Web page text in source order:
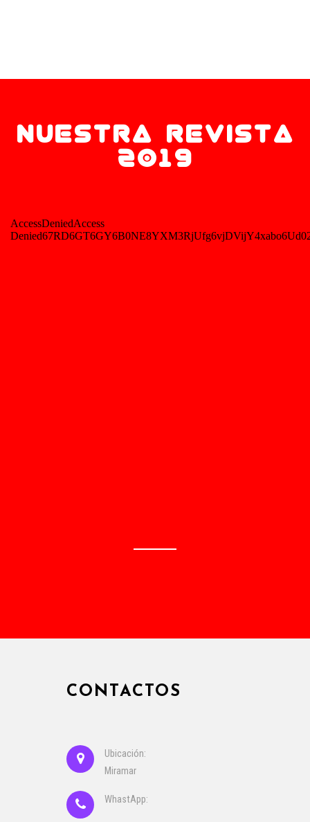
NUESTRA REVISTA
2019
CONTACTOS
Ubicación:
Miramar
WhastApp: